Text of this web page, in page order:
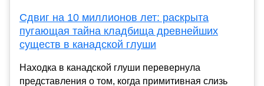
Сдвиг на 10 миллионов лет: раскрыта
пугающая тайна кладбища древнейших
существ в канадской глуши
Находка в канадской глуши перевернула
представления о том, когда примитивная слизь